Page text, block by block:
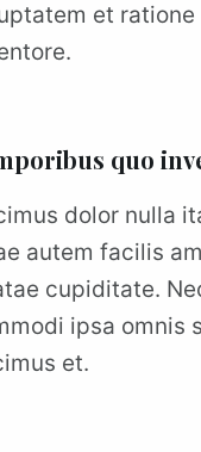
et ratione
quo
dolor nulla
autem facilis
cupiditate.
ipsa omnis
et.